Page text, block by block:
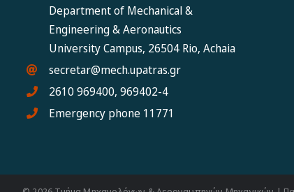
Department of Mechanical &
Engineering & Aeronautics
University Campus, 26504 Rio, Achaia
secretar@mech.upatras.gr
2610 969400, 969402-4
Emergency phone 11771